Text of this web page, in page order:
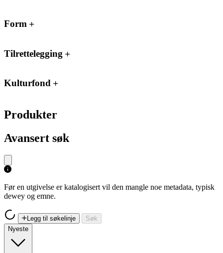
Form
Tilrettelegging
Kulturfond
Produkter
Avansert søk
Før en utgivelse er katalogisert vil den mangle noe metadata, typisk
dewey og emne.
Legg til søkelinje
Søk
Nyeste